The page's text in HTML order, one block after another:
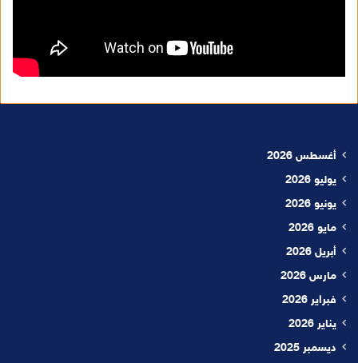
أغسطس 2026
يوليو 2026
يونيو 2026
مايو 2026
أبريل 2026
مارس 2026
فبراير 2026
يناير 2026
ديسمبر 2025